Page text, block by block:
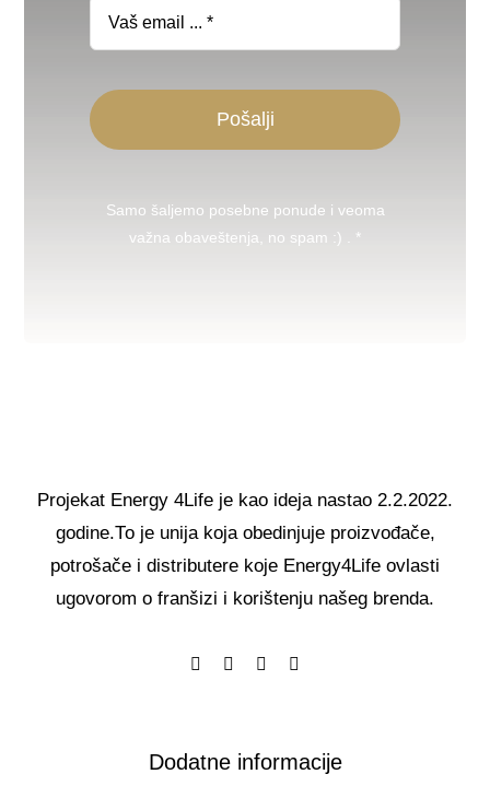
Pošalji
Samo šaljemo posebne ponude i veoma
važna obaveštenja, no spam :) . *
Projekat Energy 4Life je kao ideja nastao 2.2.2022.
godine.То je unija koja obedinjuje proizvođače,
potrošače i distributere koje Energy4Life ovlasti
ugovorom o franšizi i korištenju našeg brenda.
Dodatne informacije